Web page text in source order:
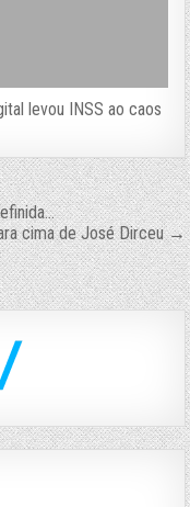
levou INSS ao caos
cima de José Dirceu →